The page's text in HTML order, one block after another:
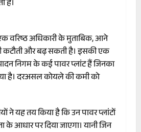
है।
वरिष्ठ अधिकारी के मुताबिक, आने
कटौती और बढ़ सकती है। इसकी एक
निगम के कई पावर प्लांट हैं जिनका
है। दरअसल कोयले की कमी को
यह तय किया है कि उन पावर प्लांटों
के आधार पर दिया जाएगा। यानी जिन